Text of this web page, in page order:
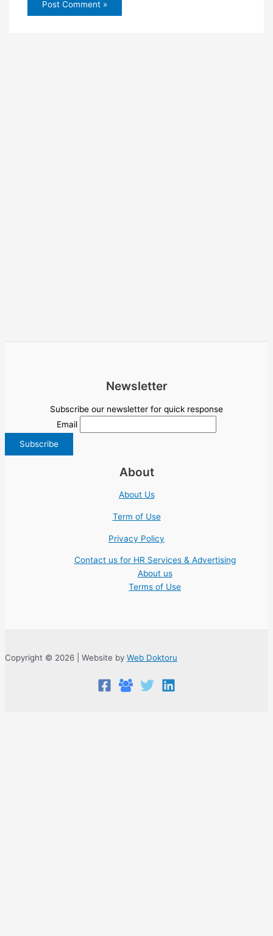
Newsletter
Subscribe our newsletter for quick response
Email
About
About Us
Term of Use
Privacy Policy
Contact us for HR Services & Advertising
About us
Terms of Use
Copyright © 2026 | Website by Web Doktoru